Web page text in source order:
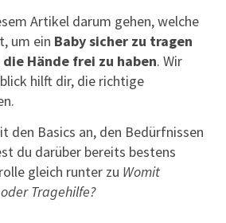
Artikel darum gehen, welche
um ein Baby sicher zu tragen
Hände frei zu haben. Wir
hilft dir, die richtige
den Basics an, den Bedürfnissen
du darüber bereits bestens
gleich runter zu Womit
Tragehilfe?